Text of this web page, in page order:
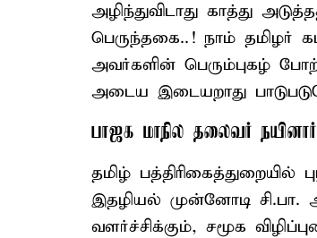
அழிந்துவிடாது காத்து
பெருந்தகை..! நாம் தமிழர்
அவர்களின் பெரும்புகழ்
அடைய இடையறாது
பாஜக மாநில தலைவர் நயினார்
தமிழ் பத்திரிகைத்துறையில்
இதழியல் முன்னோடி சி.பா.
வளர்ச்சிக்கும், சமூக